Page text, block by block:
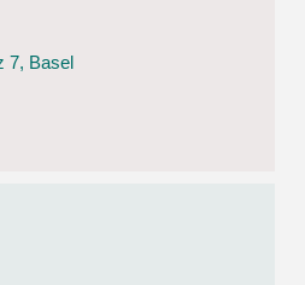
7, Basel